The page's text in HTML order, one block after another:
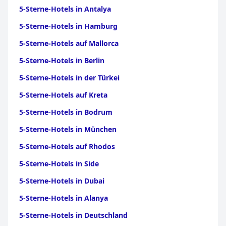
5-Sterne-Hotels in Antalya
5-Sterne-Hotels in Hamburg
5-Sterne-Hotels auf Mallorca
5-Sterne-Hotels in Berlin
5-Sterne-Hotels in der Türkei
5-Sterne-Hotels auf Kreta
5-Sterne-Hotels in Bodrum
5-Sterne-Hotels in München
5-Sterne-Hotels auf Rhodos
5-Sterne-Hotels in Side
5-Sterne-Hotels in Dubai
5-Sterne-Hotels in Alanya
5-Sterne-Hotels in Deutschland